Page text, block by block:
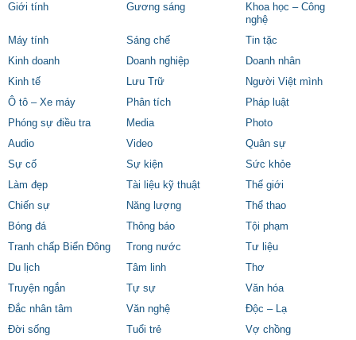
Giới tính
Gương sáng
Khoa học – Công
nghệ
Máy tính
Sáng chế
Tin tặc
Kinh doanh
Doanh nghiệp
Doanh nhân
Kinh tế
Lưu Trữ
Người Việt mình
Ô tô – Xe máy
Phân tích
Pháp luật
Phóng sự điều tra
Media
Photo
Audio
Video
Quân sự
Sự cố
Sự kiện
Sức khỏe
Làm đẹp
Tài liệu kỹ thuật
Thế giới
Chiến sự
Năng lượng
Thể thao
Bóng đá
Thông báo
Tội phạm
Tranh chấp Biển Đông
Trong nước
Tư liệu
Du lịch
Tâm linh
Thơ
Truyện ngắn
Tự sự
Văn hóa
Đắc nhân tâm
Văn nghệ
Độc – Lạ
Đời sống
Tuổi trẻ Vợ chồng